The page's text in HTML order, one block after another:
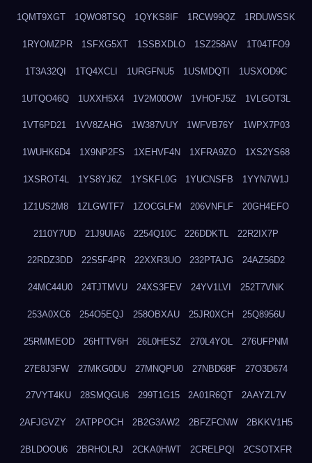
1QMT9XGT 1QWO8TSQ 1QYKS8IF 1RCW99QZ 1RDUWSSK
1RYOMZPR 1SFXG5XT 1SSBXDLO 1SZ258AV 1T04TFO9
1T3A32QI 1TQ4XCLI 1URGFNU5 1USMDQTI 1USXOD9C
1UTQO46Q 1UXXH5X4 1V2M00OW 1VHOFJ5Z 1VLGOT3L
1VT6PD21 1VV8ZAHG 1W387VUY 1WFVB76Y 1WPX7P03
1WUHK6D4 1X9NP2FS 1XEHVF4N 1XFRA9ZO 1XS2YS68
1XSROT4L 1YS8YJ6Z 1YSKFL0G 1YUCNSFB 1YYN7W1J
1Z1US2M8 1ZLGWTF7 1ZOCGLFM 206VNFLF 20GH4EFO
2110Y7UD 21J9UIA6 2254Q10C 226DDKTL 22R2IX7P
22RDZ3DD 22S5F4PR 22XXR3UO 232PTAJG 24AZ56D2
24MC44U0 24TJTMVU 24XS3FEV 24YV1LVI 252T7VNK
253A0XC6 254O5EQJ 258OBXAU 25JR0XCH 25Q8956U
25RMMEOD 26HTTV6H 26L0HESZ 270L4YOL 276UFPNM
27E8J3FW 27MKG0DU 27MNQPU0 27NBD68F 27O3D674
27VYT4KU 28SMQGU6 299T1G15 2A01R6QT 2AAYZL7V
2AFJGVZY 2ATPPOCH 2B2G3AW2 2BFZFCNW 2BKKV1H5
2BLDOOU6 2BRHOLRJ 2CKA0HWT 2CRELPQI 2CSOTXFR